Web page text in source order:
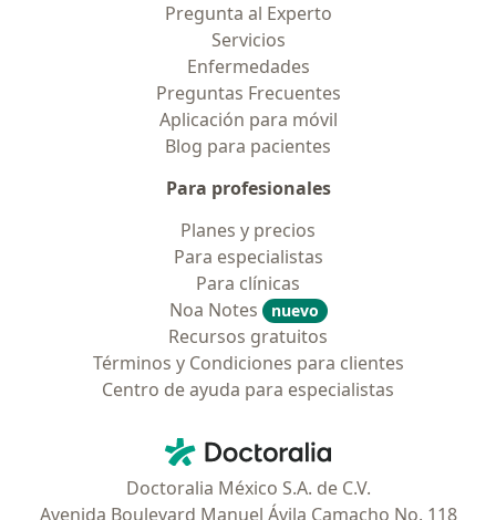
Pregunta al Experto
Servicios
Enfermedades
Preguntas Frecuentes
Aplicación para móvil
Blog para pacientes
Para profesionales
Planes y precios
Para especialistas
Para clínicas
Noa Notes
nuevo
Recursos gratuitos
Términos y Condiciones para clientes
Centro de ayuda para especialistas
Doctoralia - Página de inicio
Doctoralia México S.A. de C.V.
Avenida Boulevard Manuel Ávila Camacho No. 118